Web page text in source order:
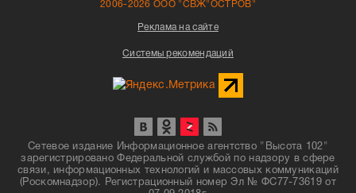
2006-2026 ООО "СВЖ"ОСТРОВ"
Реклама на сайте
Системы рекомендаций
Сетевое издание Информационное агентство "Высота 102"
зарегистрировано Федеральной службой по надзору в сфере
связи, информационных технологий и массовых коммуникаций
(Роскомнадзор). Регистрационный номер Эл № ФС77-73619 от